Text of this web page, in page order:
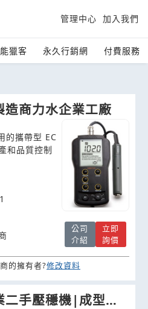
管理中心 加入我們
獵客 永久行銷網 付費服務
造商力水企業工廠
的攜帶型 EC
和品質控制
公司
介紹
立即
詢價
的擁有者?修改資料
二手壓穩機|成型機|